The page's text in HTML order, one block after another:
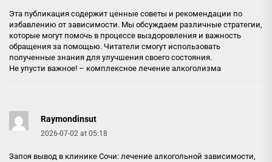
Эта публикация содержит ценные советы и рекомендации по
избавлению от зависимости. Мы обсуждаем различные стратегии,
которые могут помочь в процессе выздоровления и важность
обращения за помощью. Читатели смогут использовать
полученные знания для улучшения своего состояния.
Не упусти важное! – комплексное лечение алкоголизма
Raymondinsut
2026-07-02 at 05:18
Запоя вывод в клинике Сочи: лечение алкогольной зависимости,